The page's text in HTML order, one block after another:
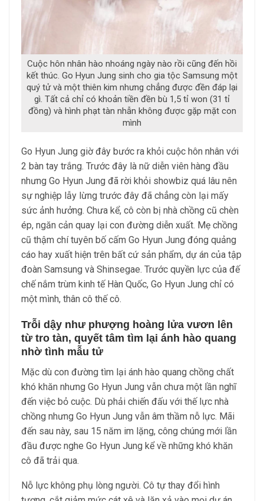
Cuộc hôn nhân hào nhoáng ngày nào rồi cũng đến hồi
kết thúc. Go Hyun Jung sinh cho gia tộc Samsung một
quý tử và một thiên kim nhưng chẳng được đền đáp lại
gì. Tất cả chỉ có khoản tiền đền bù 1,5 tỉ won (31 tỉ
đồng) và hình phạt tàn nhẫn không được gặp mặt con
mình
Go Hyun Jung giờ đây bước ra khỏi cuộc hôn nhân với
2 bàn tay trắng. Trước đây là nữ diễn viên hàng đầu
nhưng Go Hyun Jung đã rời khỏi showbiz quá lâu nên
sự nghiệp lẫy lừng trước đây đã chẳng còn lại mấy
sức ảnh hưởng. Chưa kể, cô còn bị nhà chồng cũ chèn
ép, ngăn cản quay lại con đường diễn xuất. Mẹ chồng
cũ thậm chí tuyên bố cấm Go Hyun Jung đóng quảng
cáo hay xuất hiện trên bất cứ sản phẩm, dự án của tập
đoàn Samsung và Shinsegae. Trước quyền lực của đế
chế nắm trùm kinh tế Hàn Quốc, Go Hyun Jung chỉ có
một mình, thân cô thế cô.
Trỗi dậy như phượng hoàng lửa vươn lên
từ tro tàn, quyết tâm tìm lại ánh hào quang
nhờ tình mẫu tử
Mặc dù con đường tìm lại ánh hào quang chồng chất
khó khăn nhưng Go Hyun Jung vẫn chưa một lần nghĩ
đến việc bỏ cuộc. Dù phải chiến đấu với thế lực nhà
chồng nhưng Go Hyun Jung vẫn âm thầm nỗ lực. Mãi
đến sau này, sau 15 năm im lặng, công chúng mới lần
đầu được nghe Go Hyun Jung kể về những khó khăn
cô đã trải qua.
Nỗ lực không phụ lòng người. Cô tự thay đổi hình